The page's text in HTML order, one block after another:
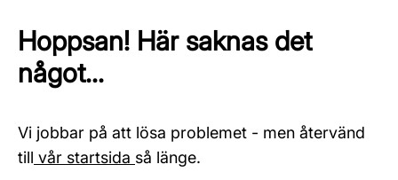
Hoppsan! Här saknas det
något...
Vi jobbar på att lösa problemet - men återvänd
till vår startsida så länge.